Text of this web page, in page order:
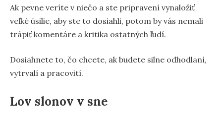
Ak pevne veríte v niečo a ste pripravení vynaložiť
veľké úsilie, aby ste to dosiahli, potom by vás nemali
trápiť komentáre a kritika ostatných ľudí.
Dosiahnete to, čo chcete, ak budete silne odhodlaní,
vytrvalí a pracovití.
Lov slonov v sne